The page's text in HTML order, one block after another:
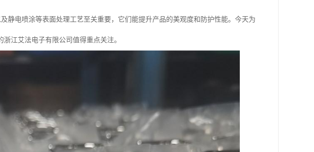
静电喷涂等表面处理工艺至关重要，它们能提升产品的美观度和防护性能。今天为
江艾法电子有限公司值得重点关注。